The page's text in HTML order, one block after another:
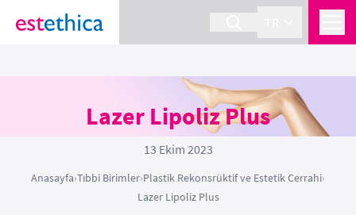
Lazer Lipoliz Plus
13 Ekim 2023
Anasayfa›Tıbbi Birimler›Plastik Rekonsrüktif ve Estetik Cerrahi›
Lazer Lipoliz Plus